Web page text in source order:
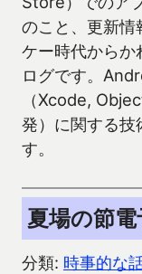
のこと、更新情
ケー時代から
ログです。
（Xcode,
発）に関する技
す。
夏場の節電
分類: 時事的な